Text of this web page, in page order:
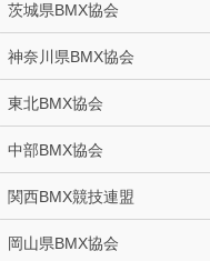
茨城県BMX協会
神奈川県BMX協会
東北BMX協会
中部BMX協会
関西BMX競技連盟
岡山県BMX協会